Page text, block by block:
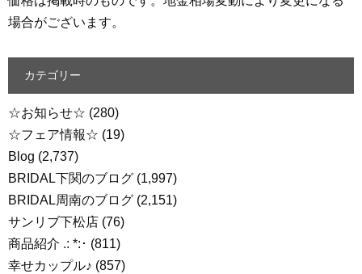
場合がございます。
カテゴリー
☆お知らせ☆ (280)
☆フェア情報☆ (19)
Blog (2,737)
BRIDAL下関のブログ (1,997)
BRIDAL周南のブログ (2,151)
サンリブ下松店 (76)
商品紹介 .: *:･ (811)
幸せカップル♪ (857)